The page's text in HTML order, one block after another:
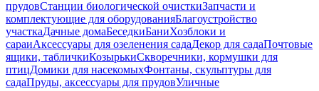
прудовСтанции биологической очисткиЗапчасти и
комплектующие для оборудованияБлагоустройство
участкаДачные домаБеседкиБаниХозблоки и
сараиАксессуары для озеленения садаДекор для садаПочтовые
ящики, табличкиКозырькиСкворечники, кормушки для
птицДомики для насекомыхФонтаны, скульптуры для
садаПруды, аксессуары для прудовУличные